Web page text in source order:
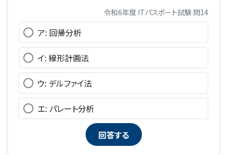
令和6年度 ITパスポート試験 問14
ア: 回帰分析
イ: 線形計画法
ウ: デルファイ法
エ: パレート分析